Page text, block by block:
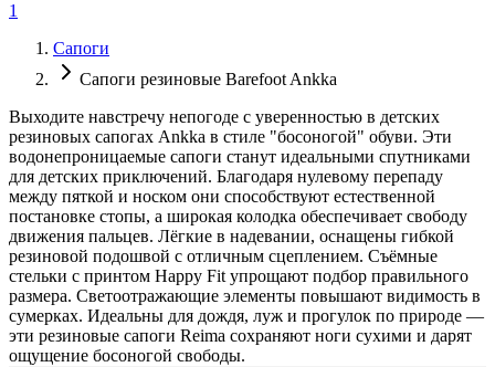
1
Сапоги
Сапоги резиновые Barefoot Ankka
Выходите навстречу непогоде с уверенностью в детских
резиновых сапогах Ankka в стиле "босоногой" обуви. Эти
водонепроницаемые сапоги станут идеальными спутниками
для детских приключений. Благодаря нулевому перепаду
между пяткой и носком они способствуют естественной
постановке стопы, а широкая колодка обеспечивает свободу
движения пальцев. Лёгкие в надевании, оснащены гибкой
резиновой подошвой с отличным сцеплением. Съёмные
стельки с принтом Happy Fit упрощают подбор правильного
размера. Светоотражающие элементы повышают видимость в
сумерках. Идеальны для дождя, луж и прогулок по природе —
эти резиновые сапоги Reima сохраняют ноги сухими и дарят
ощущение босоногой свободы.